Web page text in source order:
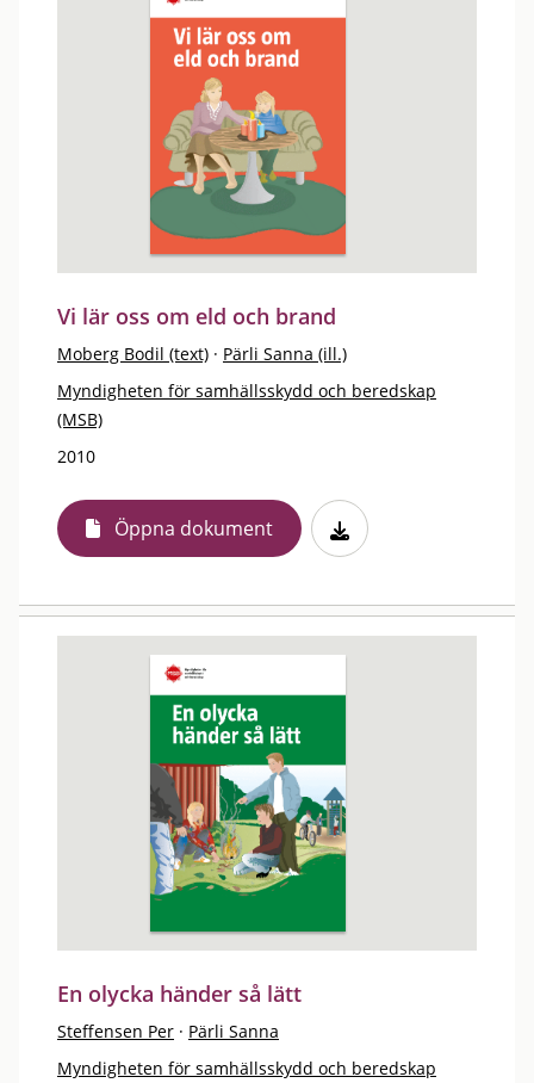
Vi lär oss om eld och brand
Moberg Bodil (text) · Pärli Sanna (ill.)
Myndigheten för samhällsskydd och beredskap
(MSB)
2010
Öppna dokument
En olycka händer så lätt
Steffensen Per · Pärli Sanna
Myndigheten för samhällsskydd och beredskap